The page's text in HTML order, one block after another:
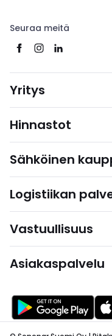
Seuraa meitä
Yritys
Hinnastot
Sähköinen
Logistiikan
Vastuullisuus
Asiakaspalvelu